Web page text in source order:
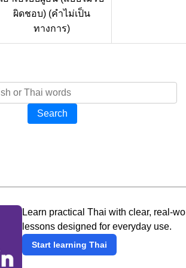
ผิดชอบ) (คำไม่เป็น
ทางการ)
Search
Learn practical Thai with clear, real-
lessons designed for everyday use.
Start learning Thai